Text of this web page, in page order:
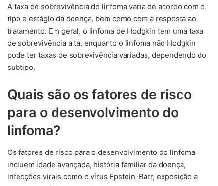
A taxa de sobrevivência do linfoma varia de acordo com o
tipo e estágio da doença, bem como com a resposta ao
tratamento. Em geral, o linfoma de Hodgkin tem uma taxa
de sobrevivência alta, enquanto o linfoma não Hodgkin
pode ter taxas de sobrevivência variadas, dependendo do
subtipo.
Quais são os fatores de risco
para o desenvolvimento do
linfoma?
Os fatores de risco para o desenvolvimento do linfoma
incluem idade avançada, história familiar da doença,
infecções virais como o vírus Epstein-Barr, exposição a